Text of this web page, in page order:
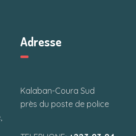
Adresse
Kalaban-Coura Sud
près du poste de police